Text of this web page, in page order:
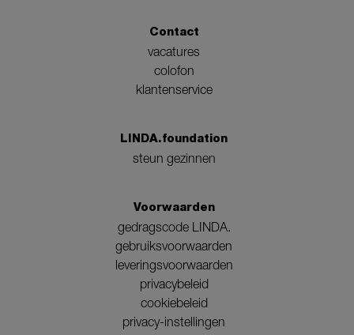
Contact
vacatures
colofon
klantenservice
LINDA.foundation
steun gezinnen
Voorwaarden
gedragscode LINDA.
gebruiksvoorwaarden
leveringsvoorwaarden
privacybeleid
cookiebeleid
privacy-instellingen